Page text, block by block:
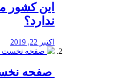
این کشور
ندارد؟
اکتبر 22, 2019
صفحه